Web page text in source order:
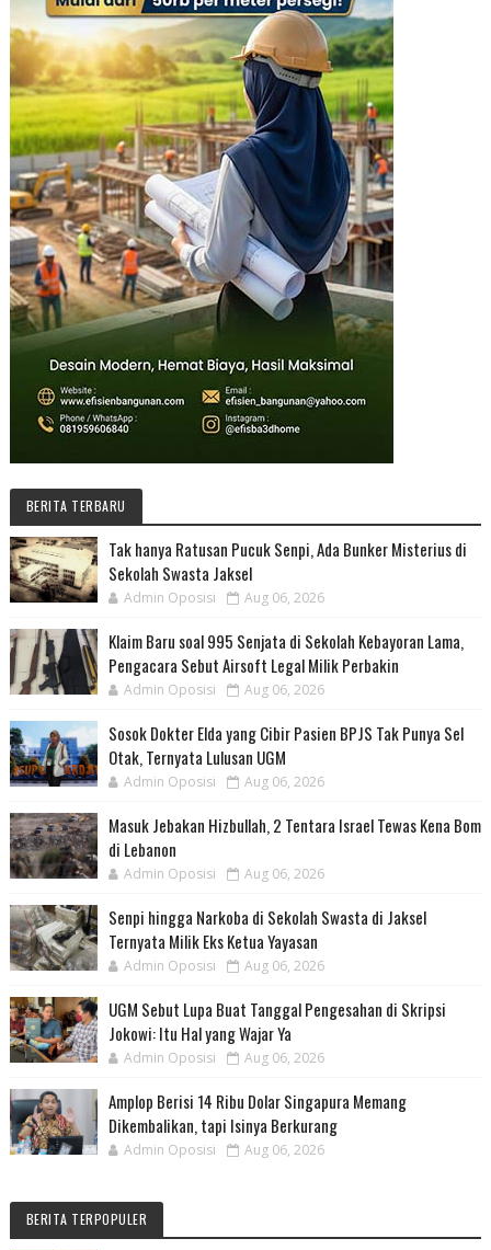
BERITA TERBARU
Tak hanya Ratusan Pucuk Senpi, Ada Bunker Misterius di
Sekolah Swasta Jaksel
Admin Oposisi Aug 06, 2026
Klaim Baru soal 995 Senjata di Sekolah Kebayoran Lama,
Pengacara Sebut Airsoft Legal Milik Perbakin
Admin Oposisi Aug 06, 2026
Sosok Dokter Elda yang Cibir Pasien BPJS Tak Punya Sel
Otak, Ternyata Lulusan UGM
Admin Oposisi Aug 06, 2026
Masuk Jebakan Hizbullah, 2 Tentara Israel Tewas Kena Bom
di Lebanon
Admin Oposisi Aug 06, 2026
Senpi hingga Narkoba di Sekolah Swasta di Jaksel
Ternyata Milik Eks Ketua Yayasan
Admin Oposisi Aug 06, 2026
UGM Sebut Lupa Buat Tanggal Pengesahan di Skripsi
Jokowi: Itu Hal yang Wajar Ya
Admin Oposisi Aug 06, 2026
Amplop Berisi 14 Ribu Dolar Singapura Memang
Dikembalikan, tapi Isinya Berkurang
Admin Oposisi Aug 06, 2026
BERITA TERPOPULER